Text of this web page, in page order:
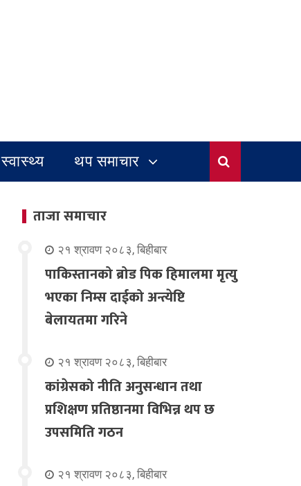
स्वास्थ्य थप समाचार
ताजा समाचार
२१ श्रावण २०८३, बिहीबार
पाकिस्तानको ब्रोड पिक हिमालमा मृत्यु
भएका निम्स दाईको अन्त्येष्टि
बेलायतमा गरिने
२१ श्रावण २०८३, बिहीबार
कांग्रेसको नीति अनुसन्धान तथा
प्रशिक्षण प्रतिष्ठानमा विभिन्न थप छ
उपसमिति गठन
२१ श्रावण २०८३, बिहीबार